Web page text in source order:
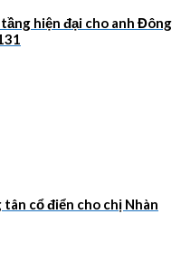
hiện đại cho anh Đông
cổ điển cho chị Nhàn